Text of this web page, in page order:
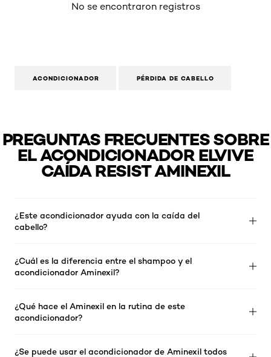
No se encontraron registros
ACONDICIONADOR PÉRDIDA DE CABELLO
PREGUNTAS FRECUENTES SOBRE
EL ACONDICIONADOR ELVIVE
CAÍDA RESIST AMINEXIL
¿Este acondicionador ayuda con la caída del
cabello?
¿Cuál es la diferencia entre el shampoo y el
acondicionador Aminexil?
¿Qué hace el Aminexil en la rutina de este
acondicionador?
¿Se puede usar el acondicionador de Aminexil todos